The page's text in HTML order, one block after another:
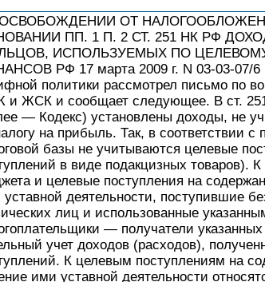
ОТ
ПП. 1 П. 2 СТ. 251 НК РФ
ИСПОЛЬЗУЕМЫХ ПО
РФ 17 марта 2009 г. N 03-03-07/6
политики рассмотрел письмо по
ЖСК и сообщает следующее. В ст. 251
— Кодекс) установлены доходы, не
на прибыль. Так, в соответствии
базы не учитываются целевые
в виде подакцизных товаров).
и целевые поступления на
деятельности, поступившие
лиц и использованные
— получатели
учет доходов (расходов),
К целевым поступлениям на
ими уставной деятельности